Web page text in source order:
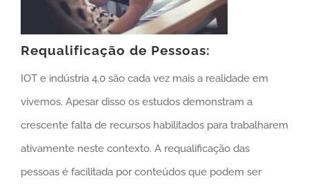
Requalificação de Pessoas:
IOT e indústria 4.0 são cada vez mais a realidade em
vivemos. Apesar disso os estudos demonstram a
crescente falta de recursos habilitados para trabalharem
ativamente neste contexto. A requalificação das
pessoas é facilitada por conteúdos que podem ser